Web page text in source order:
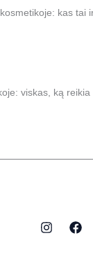
kas tai
viskas, ką